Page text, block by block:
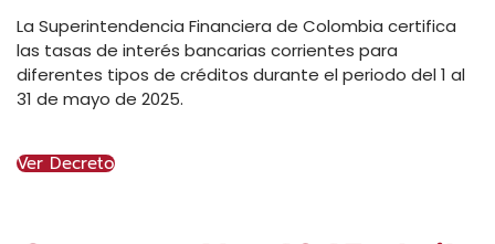
La Superintendencia Financiera de Colombia certifica
las tasas de interés bancarias corrientes para
diferentes tipos de créditos durante el periodo del 1 al
31 de mayo de 2025.
Ver Decreto